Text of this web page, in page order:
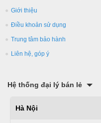
Giới thiệu
Điều khoản sử dụng
Trung tâm bảo hành
Liên hệ, góp ý
Hệ thống đại lý bán lẻ
Hà Nội